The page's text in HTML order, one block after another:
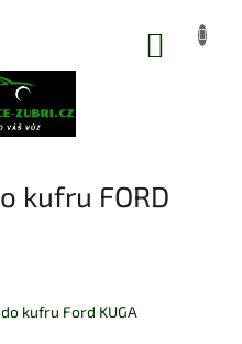
kufru FORD
kufru Ford KUGA